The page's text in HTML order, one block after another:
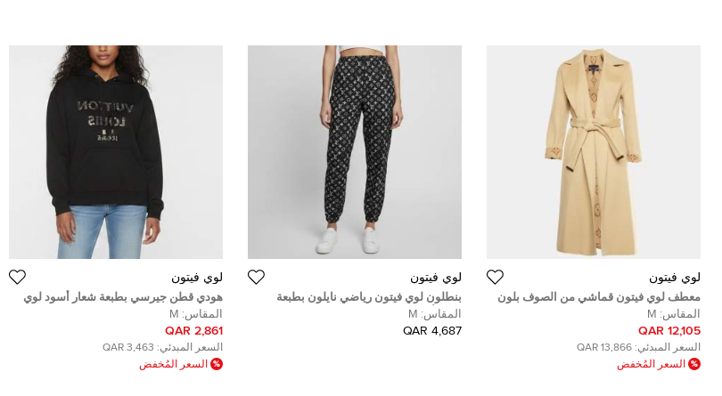
لوي فيتون
معطف لوي فيتون قماشي من الصوف بلون
البيج مع حزام طويل مقاس متوسط (ميديم)
المقاس: M
12,105 QAR
السعر المبدئي: 13,866 QAR
السعر المُخفض
لوي فيتون
بنطلون لوي فيتون رياضي نايلون بطبعة
شعار أسود مقاس متوسط (ميديم)
المقاس: M
4,687 QAR
لوي فيتون
هودي قطن جيرسي بطبعة شعار أسود لوي
فيتون مقاس متوسط (ميديم)
المقاس: M
2,861 QAR
السعر المبدئي: 3,463 QAR
السعر المُخفض